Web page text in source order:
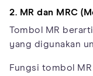
2. MR dan MRC
Tombol MR
yang digunakan
Fungsi tombol